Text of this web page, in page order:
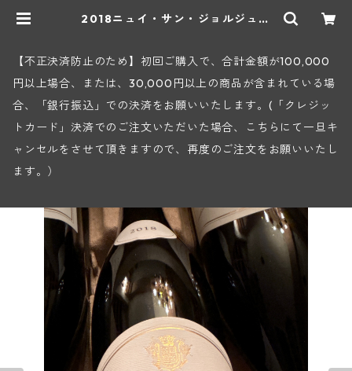
2018ニュイ・サン・ジョルジュ・
ワインセラー
【不正決済防止のため】初回ご購入で、合計金額が100,000
円以上場合、または、30,000円以上の商品が含まれている場
合、「銀行振込」での決済をお願いいたします。(「クレジッ
トカード」決済でのご注文いただいた場合、こちらにて一旦キ
ャンセルをさせて頂きますので、再度のご注文をお願いいたし
ます。）